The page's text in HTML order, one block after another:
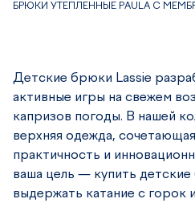
БРЮКИ УТЕПЛЕННЫЕ PAULA C
Детские брюки Lassie
активные игры на свежем
капризов погоды. В нашей
верхняя одежда,
практичность и
ваша цель — купить
выдержать катание с горок